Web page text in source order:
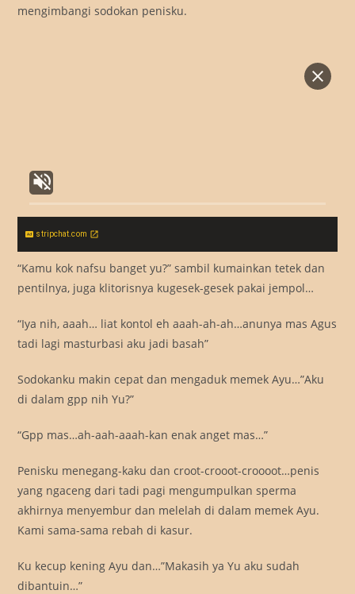
mengimbangi sodokan penisku.
stripchat.com
“Kamu kok nafsu banget yu?” sambil kumainkan tetek dan
pentilnya, juga klitorisnya kugesek-gesek pakai jempol…
“Iya nih, aaah… liat kontol eh aaah-ah-ah…anunya mas Agus
tadi lagi masturbasi aku jadi basah”
Sodokanku makin cepat dan mengaduk memek Ayu…”Aku
di dalam gpp nih Yu?”
“Gpp mas…ah-aah-aaah-kan enak anget mas…”
Penisku menegang-kaku dan croot-crooot-croooot…penis
yang ngaceng dari tadi pagi mengumpulkan sperma
akhirnya menyembur dan melelah di dalam memek Ayu.
Kami sama-sama rebah di kasur.
Ku kecup kening Ayu dan…”Makasih ya Yu aku sudah
dibantuin…”